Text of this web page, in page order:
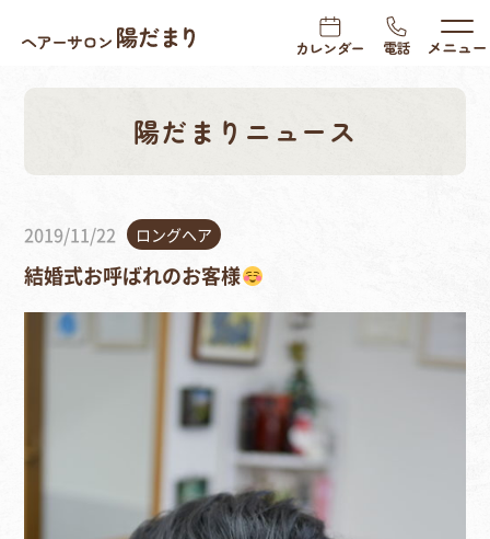
陽だまりニュース
2019/11/22 ロングヘア
結婚式お呼ばれのお客様